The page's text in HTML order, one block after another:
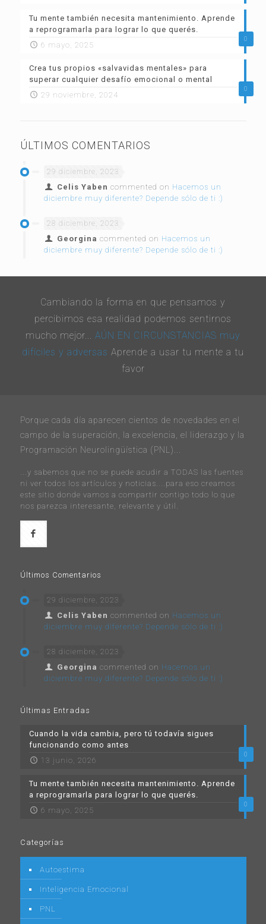
0
Tu mente también necesita mantenimiento. Aprende
a reprogramarla para lograr lo que querés.
6 mayo, 2025
0
Crea tus propios «salvavidas mentales» para
superar cualquier desafío emocional o mental
29 noviembre, 2024
ÚLTIMOS COMENTARIOS
29 diciembre, 2023
Celis Yaben commented on Hacemos un
diciembre muy diferente? Depende sólo de ti :)
28 diciembre, 2023
Georgina commented on Hacemos un
diciembre muy diferente? Depende sólo de ti :)
Cambiando la forma en que pensamos y
percibimos esa realidad podemos sentirnos
mucho mejor...
AÚN EN CIRCUNSTANCIAS muy
difíciles y adversas Aprende a usar tu mente a tu
favor
Porque cada día aparecen cientos de novedades en el
campo de la superación, la excelencia, el liderazgo y la
Programación Neurolingüística (PNL)...
...y sabemos que no se puede acudir a TODAS las fuentes
ni ver todos los artículos y noticias....para eso creamos
este sitio donde vamos a compartir contigo todo lo que
nos parezca interesante, relevante y útil.
Últimos Comentarios
29 diciembre, 2023
Celis Yaben commented on Hacemos un
diciembre muy diferente? Depende sólo de ti :)
28 diciembre, 2023
Georgina commented on Hacemos un
diciembre muy diferente? Depende sólo de ti :)
Últimas Entradas
0
Cuando la vida cambia, pero tú todavía sigues
funcionando como antes
13 junio, 2026
0
Tu mente también necesita mantenimiento. Aprende
a reprogramarla para lograr lo que querés.
6 mayo, 2025
Categorías
Autoestima
Inteligencia Emocional
PNL